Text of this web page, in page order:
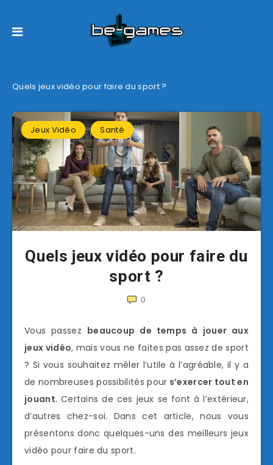
Quels jeux vidéo pour faire du sport ?
Jeux Vidéo Santé
Quels jeux vidéo pour faire du
sport ?
0
Vous passez beaucoup de temps à jouer aux
jeux vidéo, mais vous ne faites pas assez de sport
? Si vous souhaitez mêler l’utile à l’agréable, il y a
de nombreuses possibilités pour s’exercer tout en
jouant. Certains de ces jeux se font à l’extérieur,
d’autres chez-soi. Dans cet article, nous vous
présentons donc quelques-uns des meilleurs jeux
vidéo pour faire du sport.